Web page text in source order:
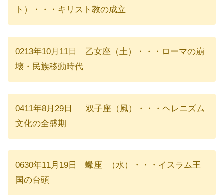
ト）・・・キリスト教の成立
0213年10月11日 乙女座（土）・・・ローマの崩
壊・民族移動時代
0411年8月29日 双子座（風）・・・ヘレニズム
文化の全盛期
0630年11月19日 蠍座 （水）・・・イスラム王
国の台頭